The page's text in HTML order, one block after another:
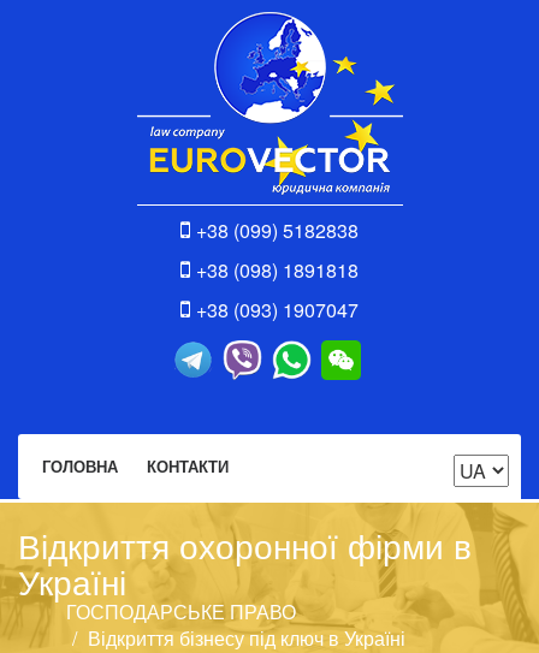
+38 (099) 5182838
+38 (098) 1891818
+38 (093) 1907047
ГОЛОВНА КОНТАКТИ
Відкриття охоронної фірми в
Україні
ГОСПОДАРСЬКЕ ПРАВО
Відкриття бізнесу під ключ в Україні